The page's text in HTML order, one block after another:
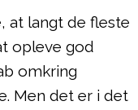
at langt de fleste
opleve god
omkring
Men det er i det